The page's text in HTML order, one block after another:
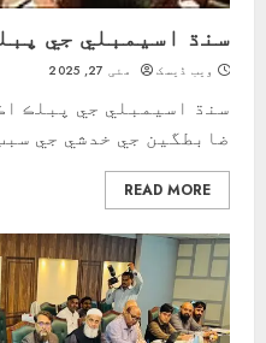
سنڌ اسيمبلي جي
ویب ڈیسک مئی 27, 2025
سنڌ اسيمبلي جي پبلڪ
ضابطگين جي خدشي جي
READ MORE